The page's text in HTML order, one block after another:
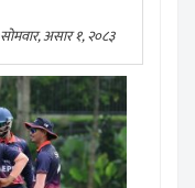
सोमवार, असार १, २०८३